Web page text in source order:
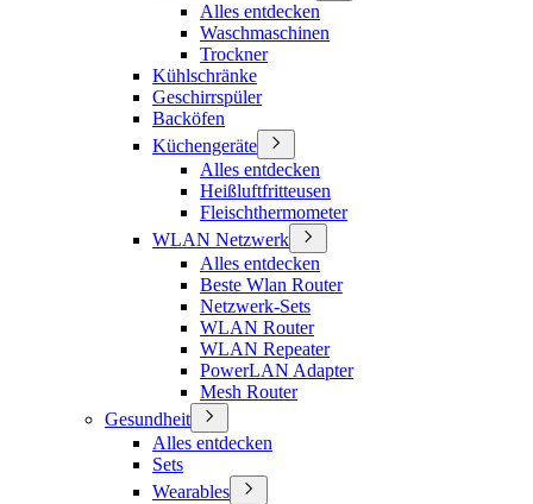
Alles entdecken
Waschmaschinen
Trockner
Kühlschränke
Geschirrspüler
Backöfen
Küchengeräte
Alles entdecken
Heißluftfritteusen
Fleischthermometer
WLAN Netzwerk
Alles entdecken
Beste Wlan Router
Netzwerk-Sets
WLAN Router
WLAN Repeater
PowerLAN Adapter
Mesh Router
Gesundheit
Alles entdecken
Sets
Wearables